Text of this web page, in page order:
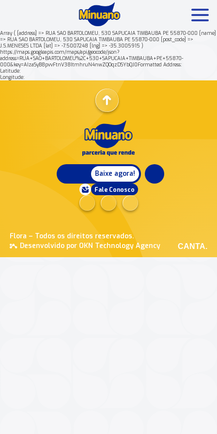
Array ( [address] => RUA SAO BARTOLOMEU, 530 SAPUCAIA TIMBAUBA PE 55870-000 [name]
=> RUA SAO BARTOLOMEU, 530 SAPUCAIA TIMBAUBA PE 55870-000 [post_code] =>
J.S.MENESES LTDA [lat] => -7.5007248 [lng] => -35.3005915 )
https://maps.googleapis.com/maps/api/geocode/json?
address=RUA+SAO+BARTOLOMEU%2C+530+SAPUCAIA+TIMBAUBA+PE+55870-
000&key=AIzaSyB8pvvFtnV38ItmhruN4nwZQOqzDSYbQJ0Formatted Address:
Latitude:
Longitude:
Baixe agora!
Fale Conosco
Flora – Todos os direitos reservados.
Desenvolvido por OKN Technology Agency
CANTA.
Mais buscados: Produtos Minuano Rende +
Nossa história